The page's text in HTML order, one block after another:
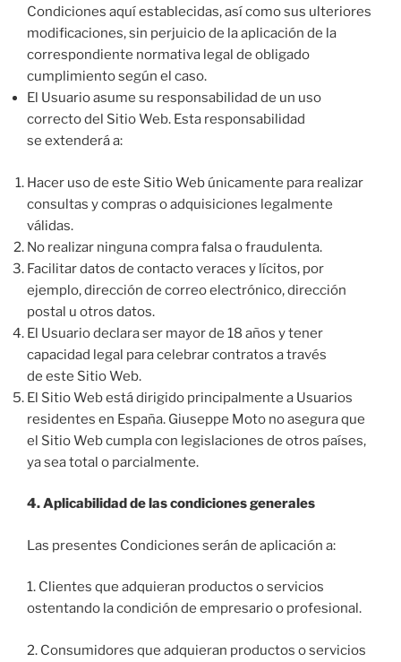
Condiciones aquí establecidas, así como sus ulteriores
modificaciones, sin perjuicio de la aplicación de la
correspondiente normativa legal de obligado
cumplimiento según el caso.
El Usuario asume su responsabilidad de un uso
correcto del Sitio Web. Esta responsabilidad
se extenderá a:
Hacer uso de este Sitio Web únicamente para realizar
consultas y compras o adquisiciones legalmente
válidas.
No realizar ninguna compra falsa o fraudulenta.
Facilitar datos de contacto veraces y lícitos, por
ejemplo, dirección de correo electrónico, dirección
postal u otros datos.
El Usuario declara ser mayor de 18 años y tener
capacidad legal para celebrar contratos a través
de este Sitio Web.
El Sitio Web está dirigido principalmente a Usuarios
residentes en España. Giuseppe Moto no asegura que
el Sitio Web cumpla con legislaciones de otros países,
ya sea total o parcialmente.
4. Aplicabilidad de las condiciones generales
Las presentes Condiciones serán de aplicación a:
1. Clientes que adquieran productos o servicios
ostentando la condición de empresario o profesional.
2. Consumidores que adquieran productos o servicios